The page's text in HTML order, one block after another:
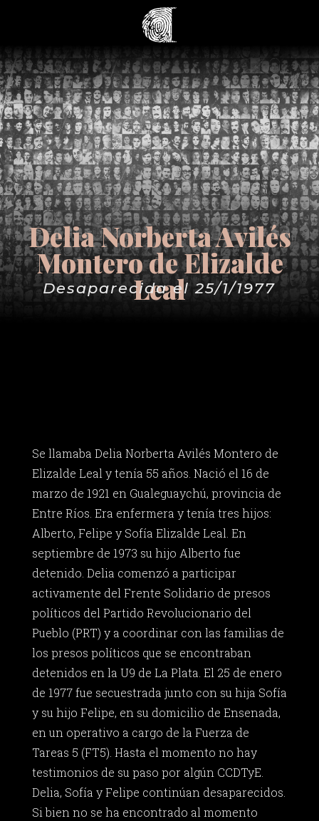
Delia Norberta Avilés
Montero de Elizalde
Leal
Desaparecida el 25/1/1977
Se llamaba Delia Norberta Avilés Montero de
Elizalde Leal y tenía 55 años. Nació el 16 de
marzo de 1921 en Gualeguaychú, provincia de
Entre Ríos. Era enfermera y tenía tres hijos:
Alberto, Felipe y Sofía Elizalde Leal. En
septiembre de 1973 su hijo Alberto fue
detenido. Delia comenzó a participar
activamente del Frente Solidario de presos
políticos del Partido Revolucionario del
Pueblo (PRT) y a coordinar con las familias de
los presos políticos que se encontraban
detenidos en la U9 de La Plata. El 25 de enero
de 1977 fue secuestrada junto con su hija Sofía
y su hijo Felipe, en su domicilio de Ensenada,
en un operativo a cargo de la Fuerza de
Tareas 5 (FT5). Hasta el momento no hay
testimonios de su paso por algún CCDTyE.
Delia, Sofía y Felipe continúan desaparecidos.
Si bien no se ha encontrado al momento